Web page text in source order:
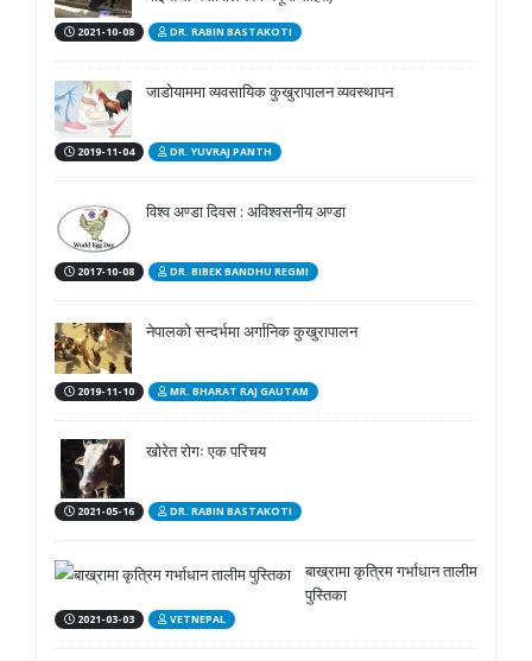
2021-10-08 DR. RABIN BASTAKOTI
जाडोयाममा व्यवसायिक कुखुरापालन व्यवस्थापन
2019-11-04 DR. YUVRAJ PANTH
विश्व अण्डा दिवस : अविश्वसनीय अण्डा
2017-10-08 DR. BIBEK BANDHU REGMI
नेपालको सन्दर्भमा अर्गानिक कुखुरापालन
2019-11-10 MR. BHARAT RAJ GAUTAM
खोरेत रोगः एक परिचय
2021-05-16 DR. RABIN BASTAKOTI
बाख्रामा कृत्रिम गर्भाधान तालीम
पुस्तिका
2021-03-03 VETNEPAL